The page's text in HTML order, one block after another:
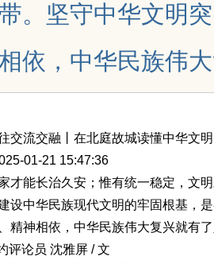
。坚守中华文明
依，中华民族伟
交流交融丨在北庭故城读懂中华文
01-21 15:47:36
才能长治久安；惟有统一稳定，文
设中华民族现代文明的牢固根基，
精神相依，中华民族伟大复兴就有
评论员 沈雅屏 / 文